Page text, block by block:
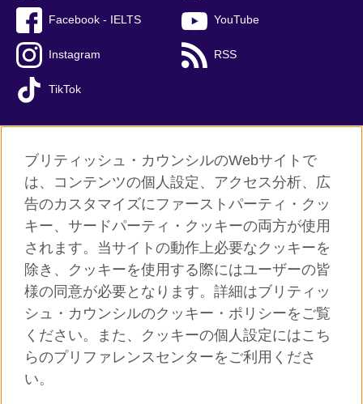
Facebook - IELTS YouTube
Instagram RSS
TikTok
ご利用に際して
個人情報保護
クッキー（Cookie）について
よくあるご質問
サイトマップ
ブリティッシュ・カウンシルのWebサイトで
は、コンテンツの個人設定、アクセス分析、広
告のカスタマイズにファーストパーティ・クッ
キー、サードパーティ・クッキーの両方が使用
されます。当サイトの動作上必要なクッキーを
除き、クッキーを使用する際にはユーザーの皆
様の同意が必要となります。詳細はブリティッ
シュ・カウンシルのクッキー・ポリシーをご覧
ください。また、クッキーの個人設定にはこち
らのプリファレンスセンターをご利用くださ
い。